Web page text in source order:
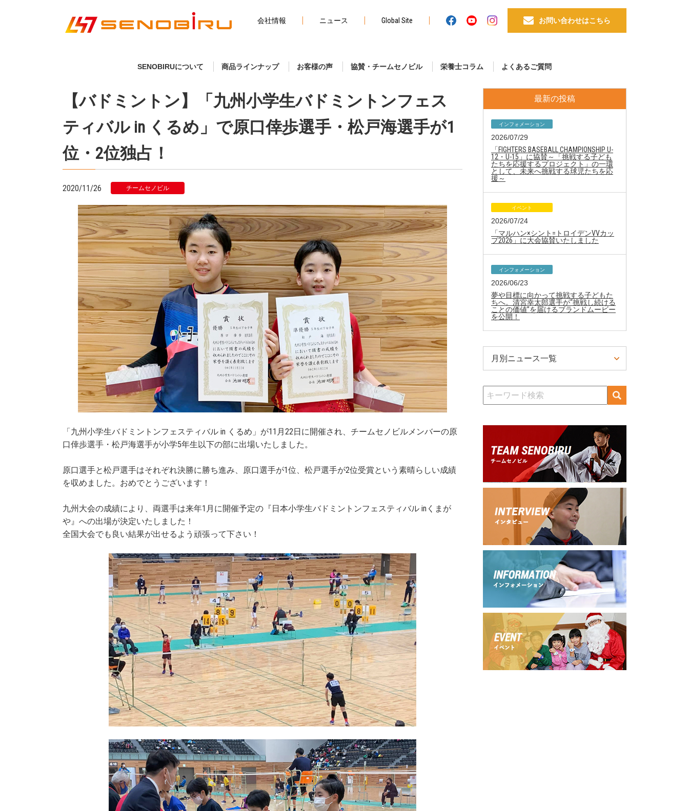
会社情報 ニュース Global Site お問い合わせはこちら
SENOBIRUについて 商品ラインナップ お客様の声 協賛・チームセノビル 栄養士コラム よくあるご質問
【バドミントン】「九州小学生バドミントンフェス
ティバル in くるめ」で原口倖歩選手・松戸海選手が1
位・2位独占！
2020/11/26 チームセノビル
「九州小学生バドミントンフェスティバル in くるめ」が11月22日に開催され、チームセノビルメンバーの原
口倖歩選手・松戸海選手が小学5年生以下の部に出場いたしました。
原口選手と松戸選手はそれぞれ決勝に勝ち進み、原口選手が1位、松戸選手が2位受賞という素晴らしい成績
を収めました。おめでとうございます！
九州大会の成績により、両選手は来年1月に開催予定の『日本小学生バドミントンフェスティバル inくまが
や』への出場が決定いたしました！
全国大会でも良い結果が出せるよう頑張って下さい！
最新の投稿
インフォメーション
2026/07/29
「FIGHTERS BASEBALL CHAMPIONSHIP U-
12・U-15」に協賛～「挑戦する子ども
たちを応援するプロジェクト」の一環
として、未来へ挑戦する球児たちを応
援～
イベント
2026/07/24
「マルハン×シント=トロイデンVVカッ
プ2026」に大会協賛いたしました
インフォメーション
2026/06/23
夢や目標に向かって挑戦する子どもた
ちへ。清宮幸太郎選手が“挑戦し続ける
ことの価値”を届けるブランドムービー
を公開！
月別ニュース一覧